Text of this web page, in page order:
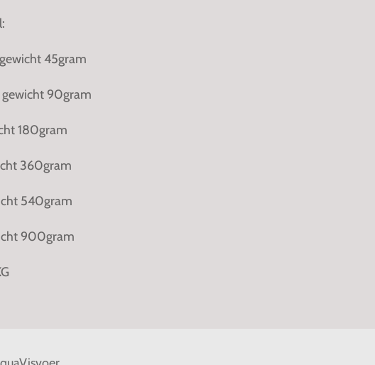
45gram
90gram
180gram
360gram
540gram
900gram